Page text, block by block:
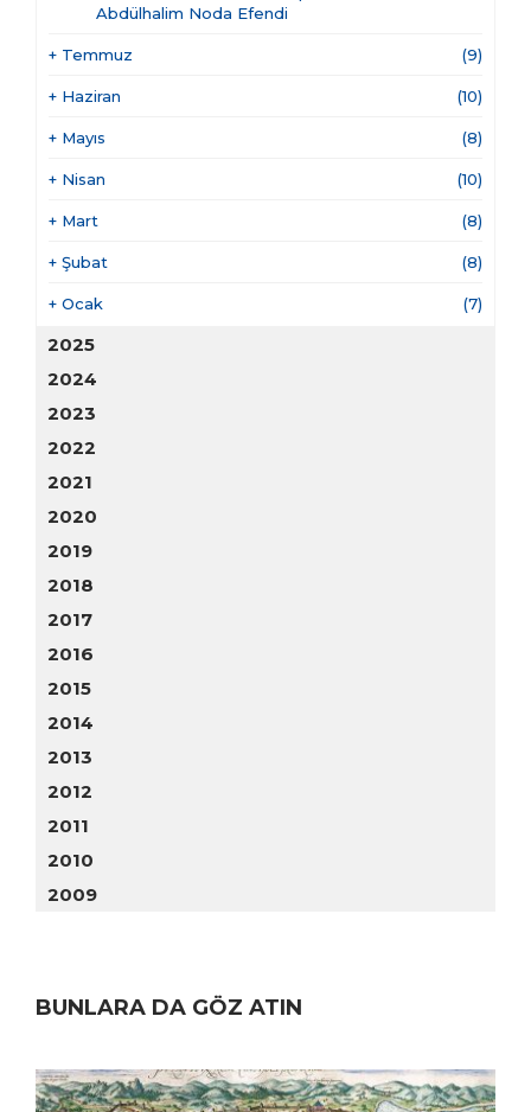
Abdülhalim Noda Efendi
+ Temmuz (9)
+ Haziran (10)
+ Mayıs (8)
+ Nisan (10)
+ Mart (8)
+ Şubat (8)
+ Ocak (7)
2025
2024
2023
2022
2021
2020
2019
2018
2017
2016
2015
2014
2013
2012
2011
2010
2009
BUNLARA DA GÖZ ATIN